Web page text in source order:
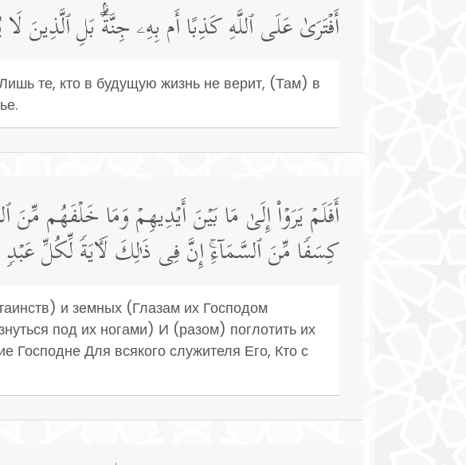
أَفۡتَرَىٰ عَلَى ٱللَّهِ كَذِبًا أَم بِهِۦ جِنَّةُۢۗ بَلِ ٱلَّذِینَ لَا
те, кто в будущую жизнь не верит, (Там) в
أَفَلَمۡ یَرَوۡا۟ إِلَىٰ مَا بَیۡنَ أَیۡدِیهِمۡ وَمَا خَلۡفَهُم
كِسَفࣰا مِّنَ ٱلسَّمَاۤءِۚ إِنَّ فِی ذَ ٰ⁠لِكَ لَـَٔایَةࣰ لِّكُلِّ
и земных (Глазам их Господом
под их ногами) И (разом) поглотить их
Господне Для всякого служителя Его, Кто с